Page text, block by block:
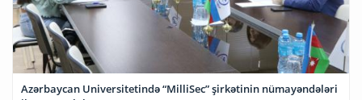
Azərbaycan Universitetində “MilliSec” şirkətinin nümayəndələri